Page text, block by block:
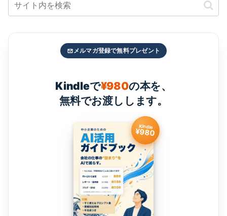
メルマガ登録で無料プレゼント
Kindleで¥980の本を、
無料でお渡しします。
Kindle
¥980